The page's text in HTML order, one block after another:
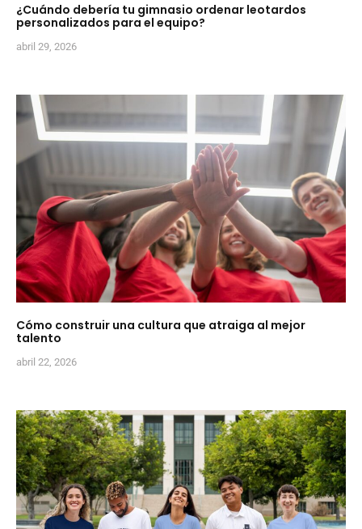
¿Cuándo debería tu gimnasio ordenar leotardos
personalizados para el equipo?
abril 29, 2026
Cómo construir una cultura que atraiga al mejor
talento
abril 22, 2026